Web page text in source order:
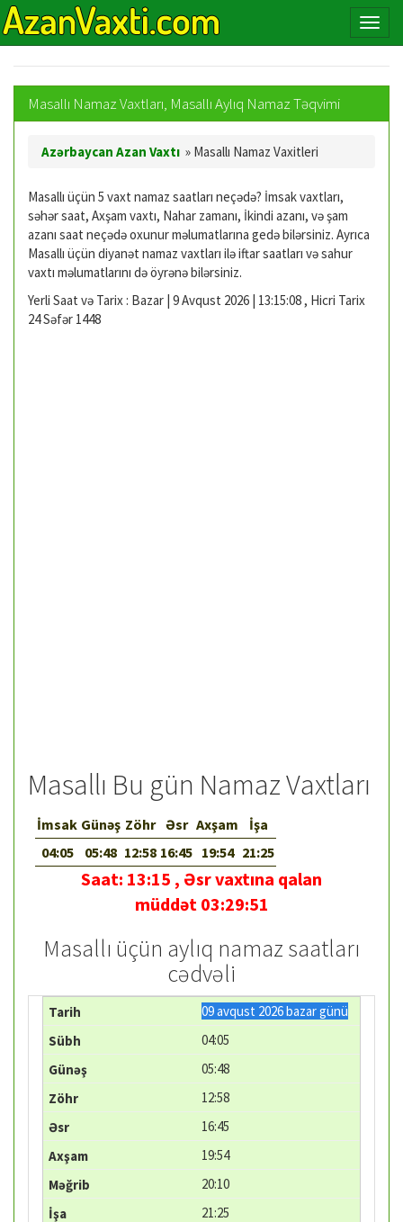
Masallı Namaz Vaxtları, Masallı Aylıq Namaz Təqvimi
Azərbaycan Azan Vaxtı » Masallı Namaz Vaxitleri
Masallı üçün 5 vaxt namaz saatları neçədə? İmsak vaxtları,
səhər saat, Axşam vaxtı, Nahar zamanı, İkindi azanı, və şam
azanı saat neçədə oxunur məlumatlarına gedə bilərsiniz. Ayrıca
Masallı üçün diyanət namaz vaxtları ilə iftar saatları və sahur
vaxtı məlumatlarını də öyrənə bilərsiniz.
Yerli Saat və Tarix : Bazar | 9 Avqust 2026 | 13:15:09 , Hicri Tarix
24 Səfər 1448
Masallı Bu gün Namaz Vaxtları
İmsak
04:05
Günəş
05:48
Zöhr
12:58
Əsr
16:45
Axşam
19:54
İşa
21:25
Saat: 13:15 , Əsr vaxtına qalan
müddət 03:29:50
Masallı üçün aylıq namaz saatları
cədvəli
09 avqust 2026 bazar günü
04:05
05:48
12:58
16:45
19:54
20:10
21:25